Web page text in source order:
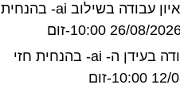
סדנא- הכנה לראיון עבודה בשילוב ai- בהנחית
סדנא- עולם עבודה בעידן ה- ai- בהנחית חזי